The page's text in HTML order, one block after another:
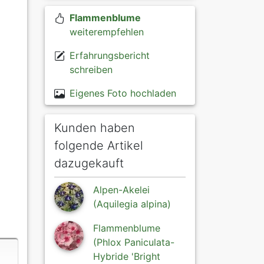
Flammenblume
weiterempfehlen
Erfahrungsbericht
schreiben
Eigenes Foto hochladen
Kunden haben
folgende Artikel
dazugekauft
Alpen-Akelei
(Aquilegia alpina)
Flammenblume
(Phlox Paniculata-
Hybride 'Bright